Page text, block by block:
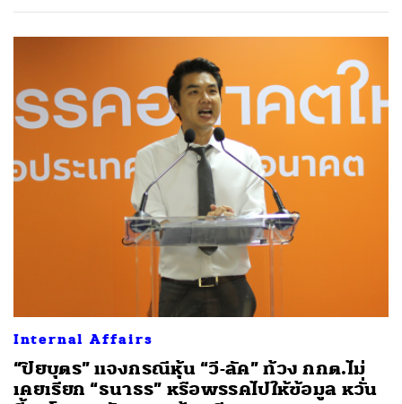
Internal Affairs
“ปิยบุตร” แจงกรณีหุ้น “วี-ลัค” ท้วง กกต.ไม่
เคยเรียก “ธนาธร” หรือพรรคไปให้ข้อมูล หวั่น
SHARE TWEET LINE EMAIL